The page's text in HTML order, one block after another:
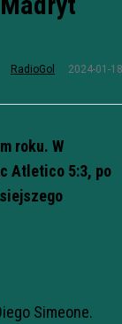
RadioGol 2024-01-18
roku. W
Atletico 5:3, po
Simeone.